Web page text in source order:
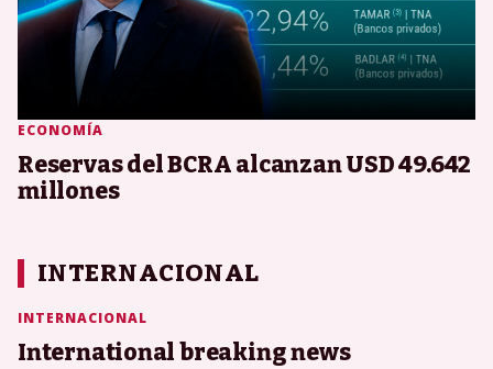
ECONOMÍA
Reservas del BCRA alcanzan USD 49.642
millones
INTERNACIONAL
INTERNACIONAL
International breaking news